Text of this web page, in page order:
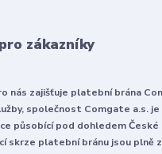
zákazníky
nás zajišťuje platební brána
společnost Comgate a.s. je
působící pod dohledem České
skrze platební bránu jsou plně